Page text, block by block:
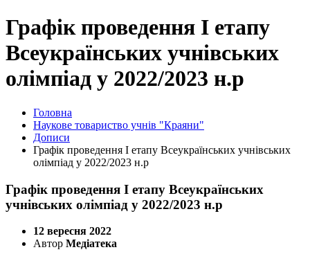
Графік проведення І етапу
Всеукраїнських учнівських
олімпіад у 2022/2023 н.р
Головна
Наукове товариство учнів "Краяни"
Дописи
Графік проведення І етапу Всеукраїнських учнівських
олімпіад у 2022/2023 н.р
Графік проведення І етапу Всеукраїнських
учнівських олімпіад у 2022/2023 н.р
12 вересня 2022
Автор Медіатека